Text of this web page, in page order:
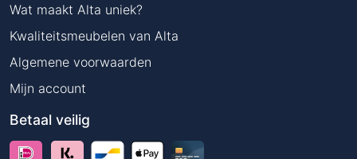
Wat maakt Alta uniek?
Kwaliteitsmeubelen van Alta
Algemene voorwaarden
Mijn account
Betaal veilig